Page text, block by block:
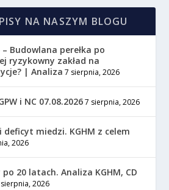
NA NASZYM BLOGU
– Budowlana perełka po
ryzykowny zakład na
| Analiza 7 sierpnia, 2026
i NC 07.08.2026 7 sierpnia, 2026
deficyt miedzi. KGHM z celem
2026
20 latach. Analiza KGHM, CD
2026